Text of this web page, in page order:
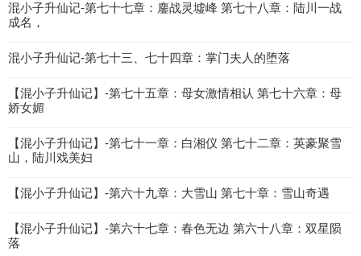
混小子升仙记-第七十七章：鏖战灵墟峰 第七十八章：陆川一战
成名，
混小子升仙记-第七十三、七十四章：掌门夫人的堕落
【混小子升仙记】-第七十五章：母女激情相认 第七十六章：母
娇女媚
【混小子升仙记】-第七十一章：白湘仪 第七十二章：英豪聚雪
山，陆川戏美妇
【混小子升仙记】-第六十九章：大雪山 第七十章：雪山奇遇
【混小子升仙记】-第六十七章：春色无边 第六十八章：双星陨
落